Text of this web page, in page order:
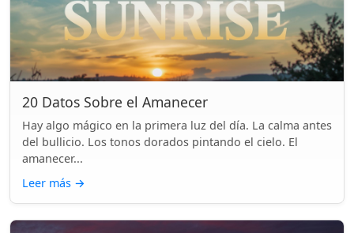
20 Datos Sobre el Amanecer
Hay algo mágico en la primera luz del día. La calma antes
del bullicio. Los tonos dorados pintando el cielo. El
amanecer...
Leer más →